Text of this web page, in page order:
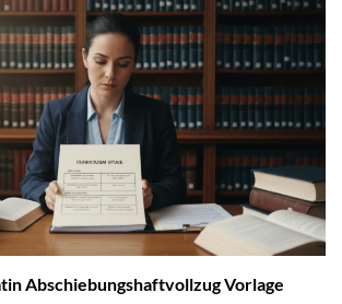
Abschiebungshaftvollzug Vorlage